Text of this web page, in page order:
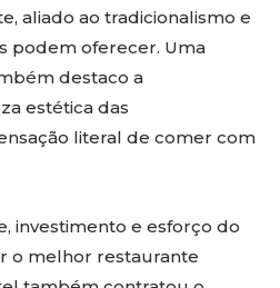
aliado ao tradicionalismo e
podem oferecer. Uma
destaco a
estética das
literal de comer com
investimento e esforço do
o melhor restaurante